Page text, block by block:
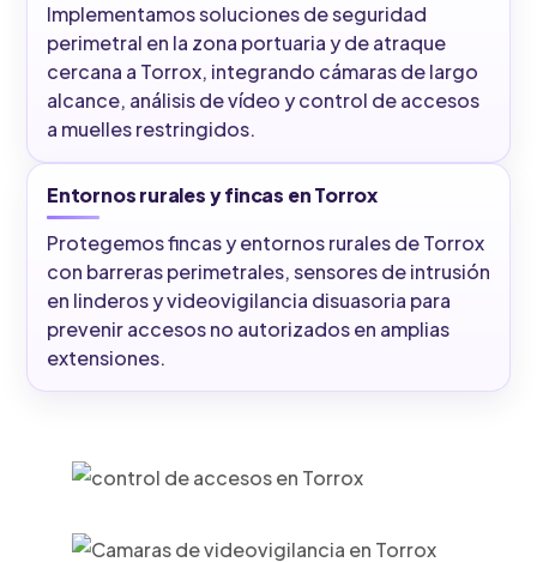
Implementamos soluciones de seguridad
perimetral en la zona portuaria y de atraque
cercana a Torrox, integrando cámaras de largo
alcance, análisis de vídeo y control de accesos
a muelles restringidos.
Entornos rurales y fincas en Torrox
Protegemos fincas y entornos rurales de Torrox
con barreras perimetrales, sensores de intrusión
en linderos y videovigilancia disuasoria para
prevenir accesos no autorizados en amplias
extensiones.